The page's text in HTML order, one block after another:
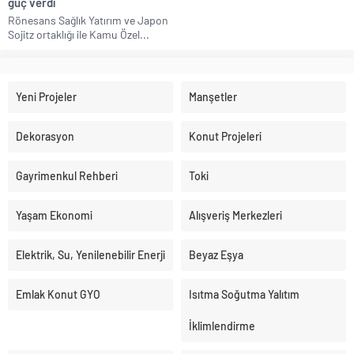
Rönesans Sağlık Yatırım ve Japon
Sojitz ortaklığı ile Kamu Özel...
Yeni Projeler Manşetler
Dekorasyon Konut Projeleri
Gayrimenkul Rehberi Toki
Yaşam Ekonomi Alışveriş Merkezleri
Elektrik, Su, Yenilenebilir Enerji Beyaz Eşya
Emlak Konut GYO Isıtma Soğutma Yalıtım
İklimlendirme